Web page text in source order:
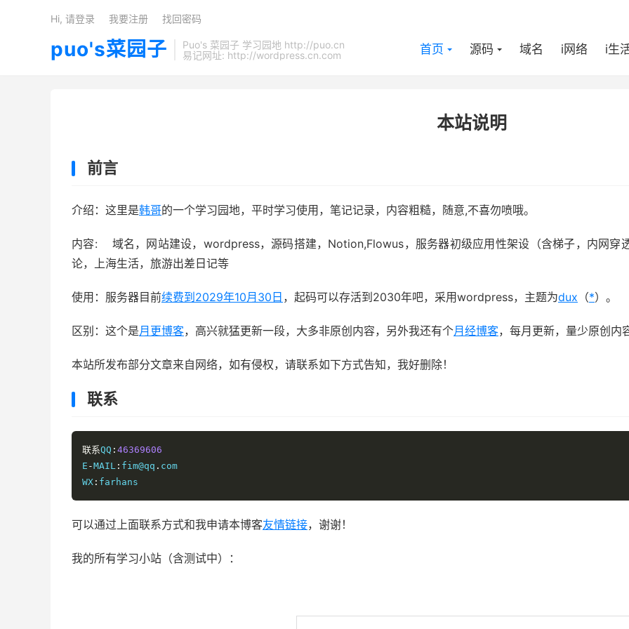
puo's菜园子
Puo's 菜园子 学习园地 http://puo.cn
易记网址: http://wordpress.cn.com
首页 源码 域名 i网络 i生
Hi, 请登录 我要注册 找回密码
本站说明
前言
介绍：这里是韩哥的一个学习园地，平时学习使用，笔记记录，内容粗糙，随意,不喜勿喷哦。
内容: 域名，网站建设，wordpress，源码搭建，Notion,Flowus，服务器初级应用性架设（含梯子，内网穿
论，上海生活，旅游出差日记等
使用：服务器目前续费到2029年10月30日 ，起码可以存活到2030年吧，采用wordpress，主题为dux （*）。
区别：这个是月更博客，高兴就猛更新一段，大多非原创内容，另外我还有个月经博客，每月更新，量少原创内
本站所发布部分文章来自网络，如有侵权，请联系如下方式告知，我好删除！
联系
联系QQ : 46369606
E -MAIL : fim@qq . com
WX : farhans
可以通过上面联系方式和我申请本博客友情链接，谢谢！
我的所有学习小站（含测试中）：